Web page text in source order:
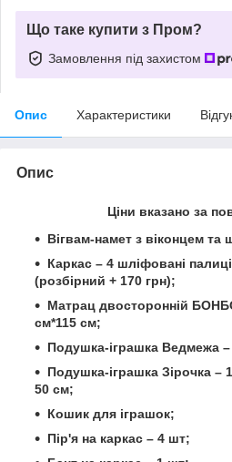
Що таке купити з Пром?
Замовлення під захистом
Опис Характеристики
Опис
Ціни вказано за
Вігвам-намет з віконцем та
Каркас – 4 шліфовані
(розбірний + 170 грн);
Матрац двосторонній
см*115 см;
Подушка-іграшка Ведмежа
Подушка-іграшка Зірочка –
50 см;
Кошик для іграшок;
Пір'я на каркас – 4 шт;